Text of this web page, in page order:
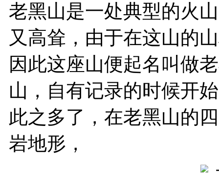
老黑山是一处典型的火
又高耸，由于在这山的
因此这座山便起名叫做
山，自有记录的时候开
此之多了，在老黑山的
岩地形，